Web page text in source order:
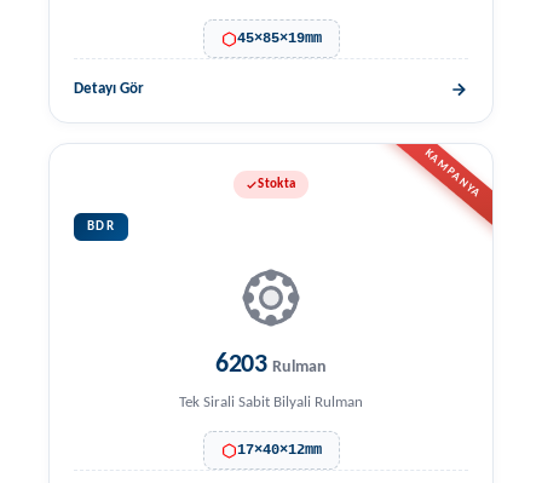
45×85×19mm
Detayı Gör
KAMPANYA
Stokta
BDR
6203 Rulman
Tek Sirali Sabit Bilyali Rulman
17×40×12mm